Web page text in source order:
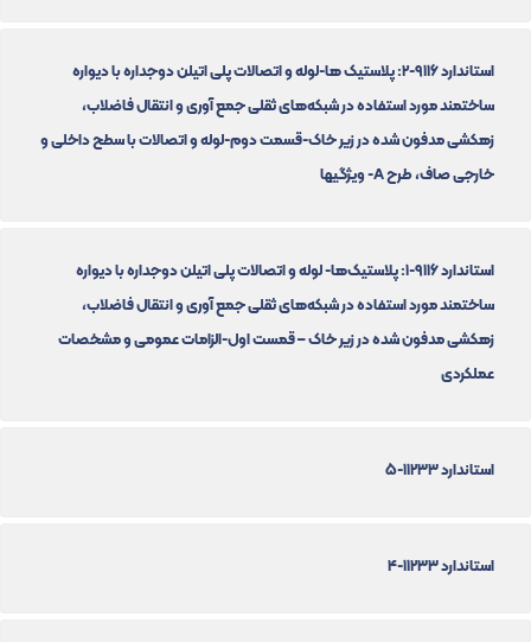
استاندارد 9116-2: پلاستیک ها-لوله و اتصالات پلی اتیلن دوجداره با دیواره
ساختمند مورد استفاده در شبکه‌های ثقلی جمع آوری و انتقال فاضلاب،
زهکشی مدفون شده در زیر خاک-قسمت دوم-لوله و اتصالات با سطح داخلی و
خارجی صاف، طرح A- ویژگیها
استاندارد 9116-1: پلاستیک‌ها- لوله و اتصالات پلی اتیلن دوجداره با دیواره
ساختمند مورد استفاده در شبکه‌های ثقلی جمع آوری و انتقال فاضلاب،
زهکشی مدفون شده در زیر خاک – قمست اول-الزامات عمومی و مشخصات
عملکردی
استاندارد 11233-5
استاندارد 11233-4